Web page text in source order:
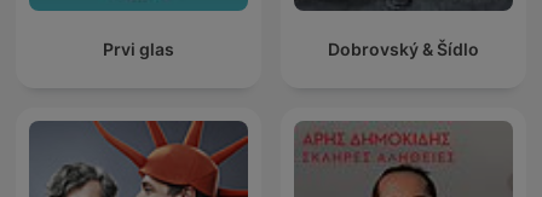
Prvi glas Dobrovský & Šídlo